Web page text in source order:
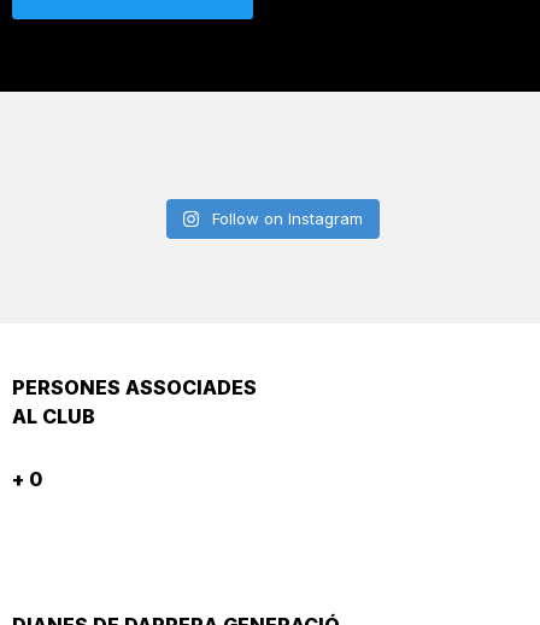
Follow on Instagram
PERSONES ASSOCIADES
AL CLUB
+ 0